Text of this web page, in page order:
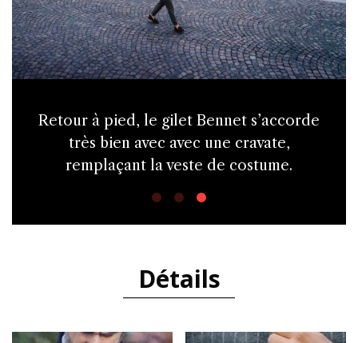
A porter ouvert quand le temps le
permet, il remplace facilement un blazer.
Détails